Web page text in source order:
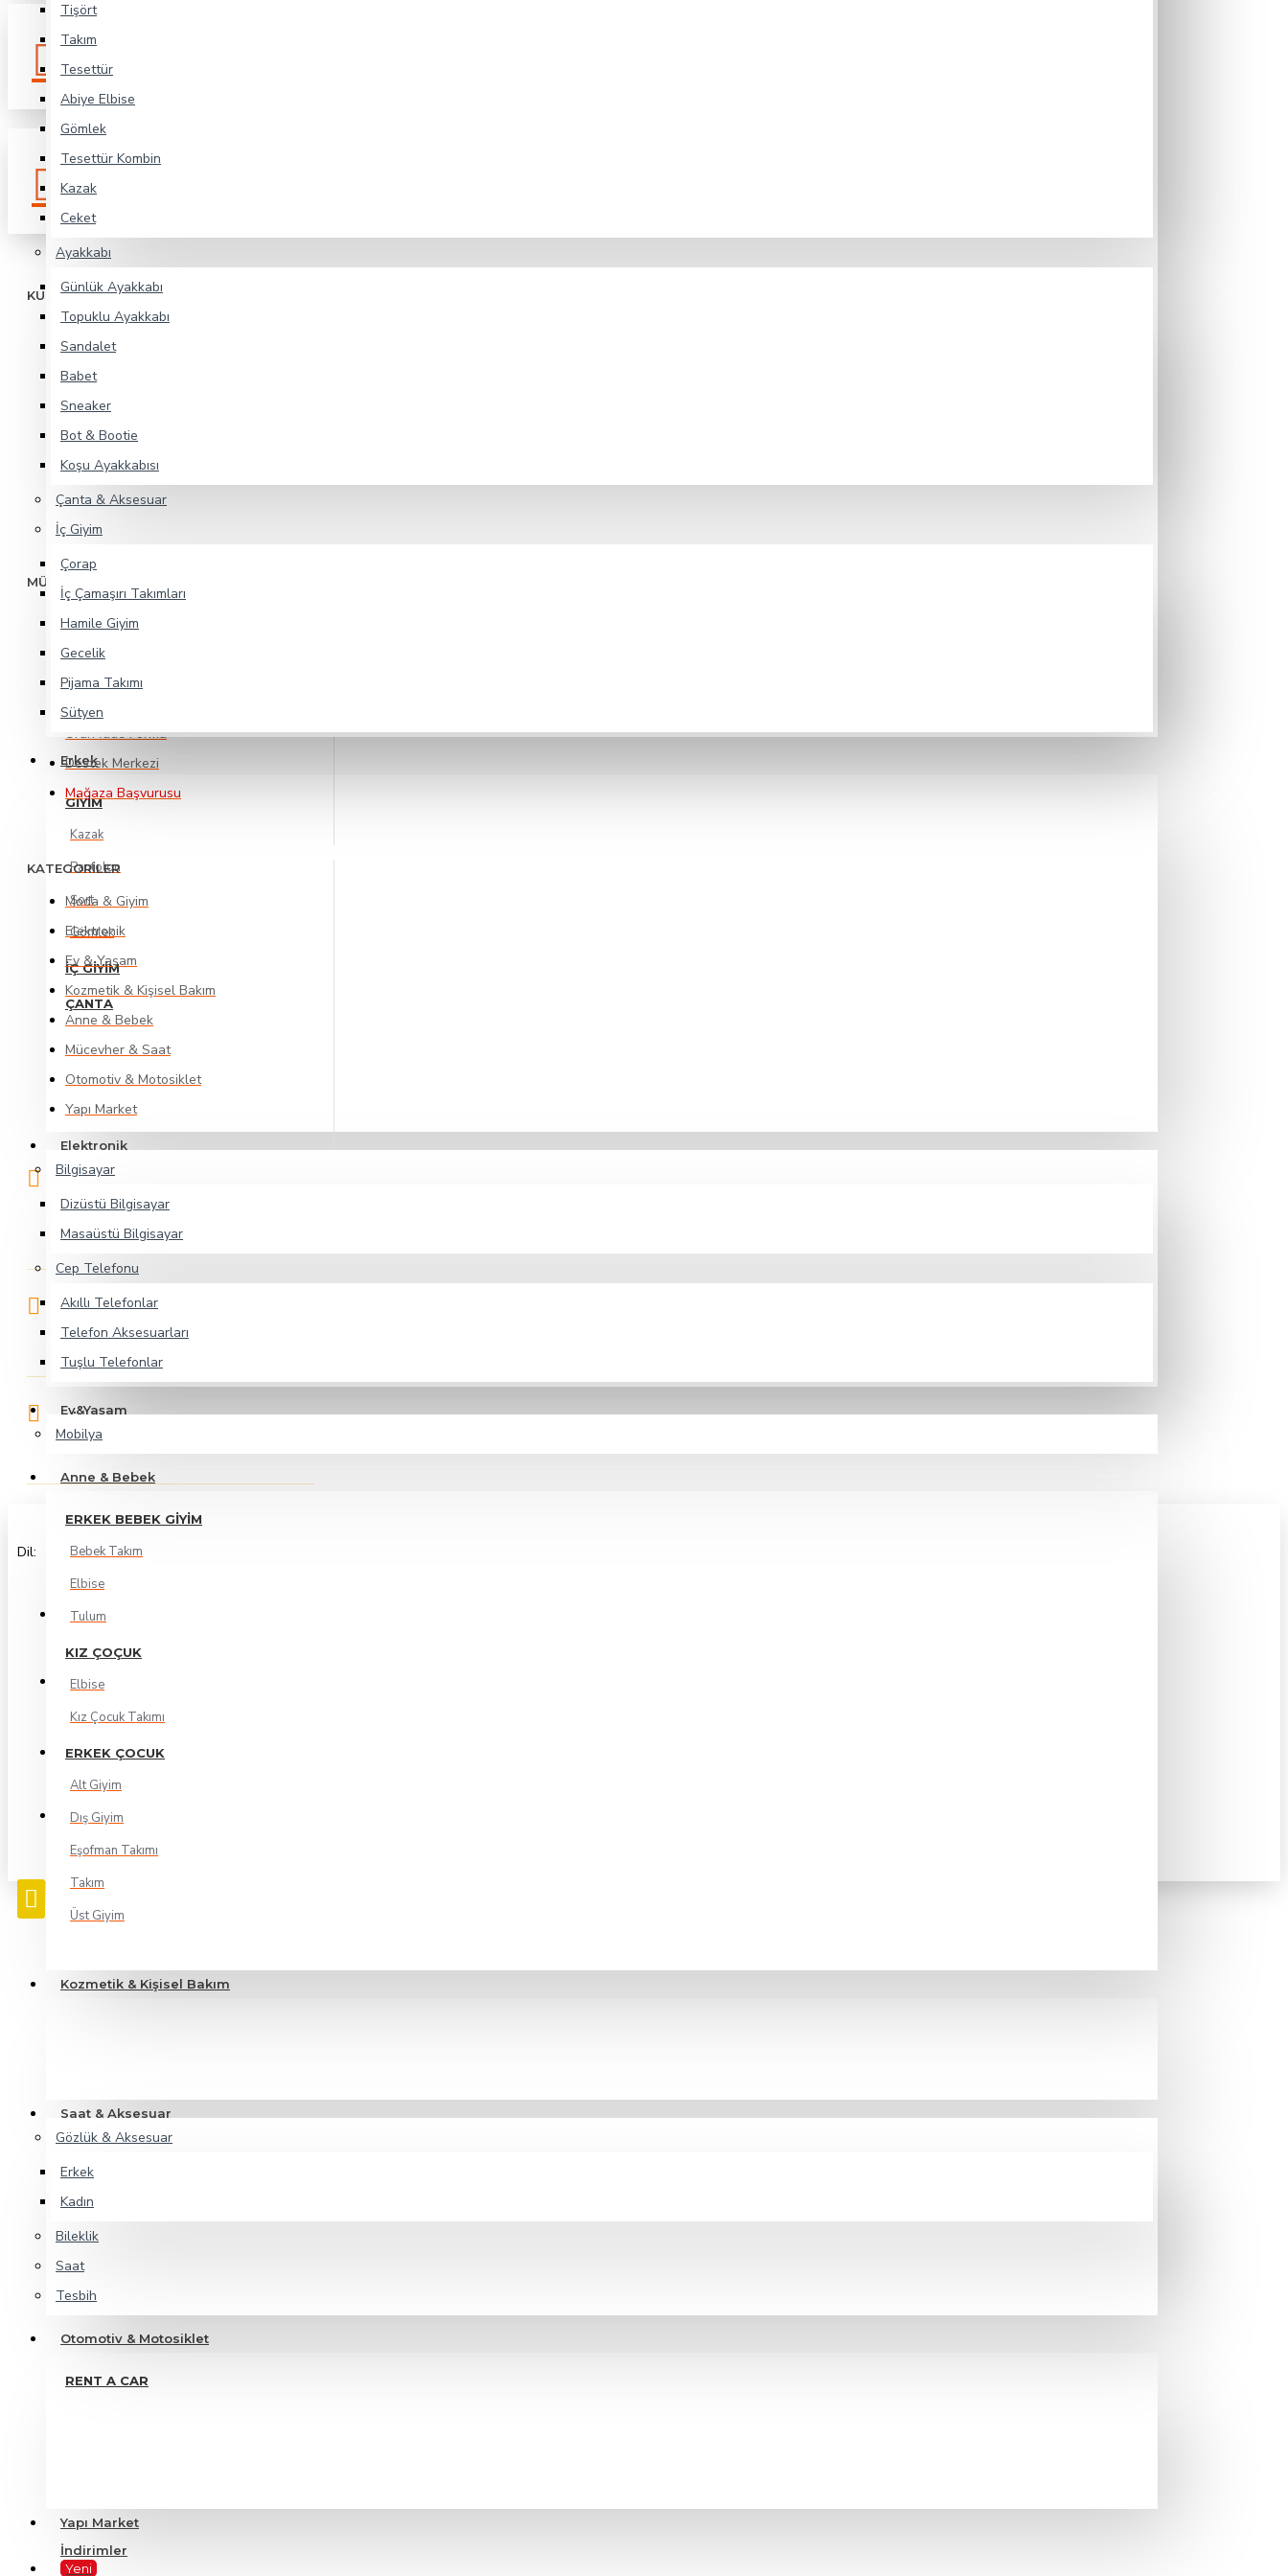
Tişört
Takım
Tesettür
Abiye Elbise
Gömlek
Tesettür Kombin
Kazak
Ceket
Ayakkabı
Günlük Ayakkabı
Topuklu Ayakkabı
Sandalet
Babet
Sneaker
Bot & Bootie
Koşu Ayakkabısı
Çanta & Aksesuar
İç Giyim
Çorap
İç Çamaşırı Takımları
Hamile Giyim
Gecelik
Pijama Takımı
Sütyen
Erkek
GIYIM
Kazak
Pantolon
Şort
Gömlek
İÇ GIYIM
ÇANTA
Elektronik
Bilgisayar
Dizüstü Bilgisayar
Masaüstü Bilgisayar
Cep Telefonu
Akıllı Telefonlar
Telefon Aksesuarları
Tuşlu Telefonlar
Ev&Yaşam
Mobilya
Anne & Bebek
ERKEK BEBEK GIYIM
Bebek Takım
Elbise
Tulum
KIZ ÇOÇUK
Elbise
Kız Çocuk Takımı
ERKEK ÇOCUK
Alt Giyim
Dış Giyim
Eşofman Takımı
Takım
Üst Giyim
Kozmetik & Kişisel Bakım
Saat & Aksesuar
Gözlük & Aksesuar
Erkek
Kadın
Bileklik
Saat
Tesbih
Otomotiv & Motosiklet
RENT A CAR
Yapı Market
İndirimler
Yeni
Güvenli
Özel
Kutulama
Zarar Görmeyecek
KURUMSAL
Hakkımızda
Gizlilik Politikası
Şartlar & Koşullar
Mesafeli Satış Sözleşmesi
İptal & İade Koşulları
Satıcı Sözleşmesi
İletişim
MÜŞTERİ HİZMETLERİ
Giriş Yap
Kayıt Ol
Siparişlerim
Favori Listem
Ürün İade Formu
Destek Merkezi
Mağaza Başvurusu
KATEGORİLER
Moda & Giyim
Elektronik
Ev & Yaşam
Kozmetik & Kişisel Bakım
Anne & Bebek
Mücevher & Saat
Otomotiv & Motosiklet
Yapı Market
Çukurambar 1480 sokak Besa kule
No 2A/37 Çankaya Ankara
ŞİMDİ ARA
0312 425 06 04
BİZE YAZIN
info@keyfincebegen.com
Dil: